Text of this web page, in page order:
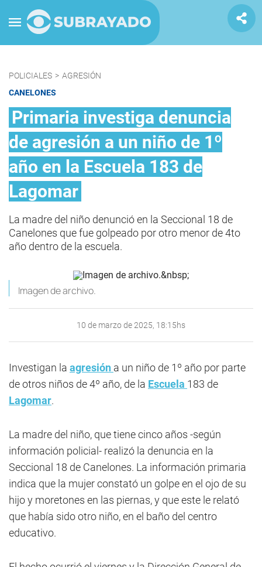
POLICIALES > AGRESIÓN
CANELONES
Primaria investiga denuncia
de agresión a un niño de 1º
año en la Escuela 183 de
Lagomar
La madre del niño denunció en la Seccional 18 de
Canelones que fue golpeado por otro menor de 4to
año dentro de la escuela.
Imagen de archivo.
10 de marzo de 2025, 18:15hs
Investigan la agresión a un niño de 1º año por parte
de otros niños de 4º año, de la Escuela 183 de
Lagomar.
La madre del niño, que tiene cinco años -según
información policial- realizó la denuncia en la
Seccional 18 de Canelones. La información primaria
indica que la mujer constató un golpe en el ojo de su
hijo y moretones en las piernas, y que este le relató
que había sido otro niño, en el baño del centro
educativo.